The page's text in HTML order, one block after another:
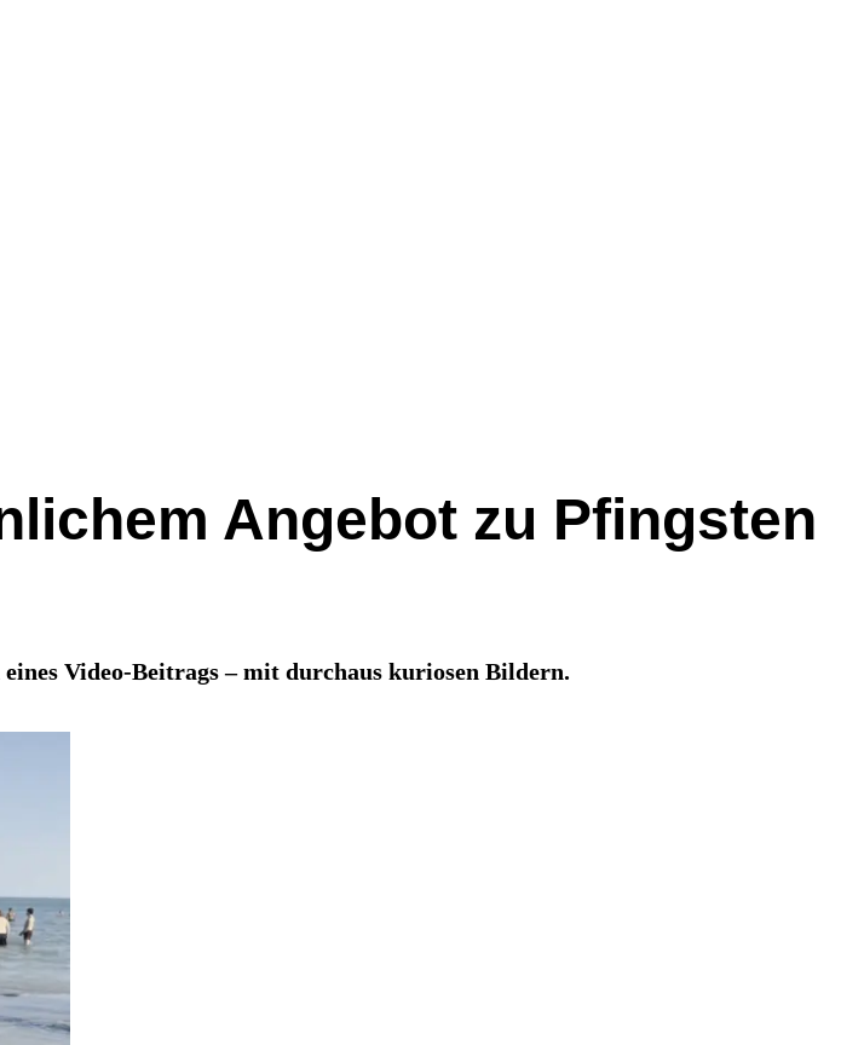
Angebot zu Pfingsten
Video-Beitrags – mit durchaus kuriosen Bildern.